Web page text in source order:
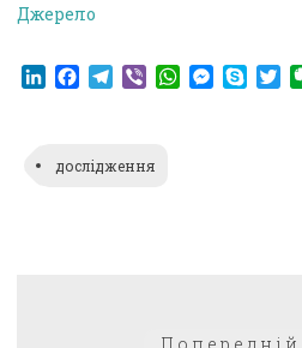
Джерело
LinkedIn
Facebook
Telegram
ViberWhatsApp
дослідження